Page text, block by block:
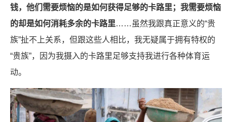
钱，他们需要烦恼的是如何获得足够的卡路里；我需要烦恼
的却是如何消耗多余的卡路里……虽然我跟真正意义的“贵
族”扯不上关系，但跟这些人相比，我无疑属于拥有特权的
“贵族”，因为我摄入的卡路里足够支持我进行各种体育运
动。